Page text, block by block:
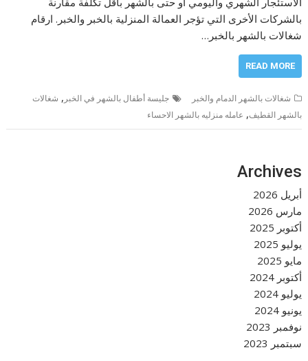
بالشركات الأخرى التي تؤجر العمالة المنزلية بالخبر والخبر. ارقام
شغالات بالشهر بالخبر…
READ MORE
شغالات بالشهر الدمام والخبر جليسة أطفال بالشهر في الخبر , شغالات
بالشهر القطيف, عامله منزليه بالشهر الاحساء
Archives
أبريل 2026
مارس 2026
أكتوبر 2025
يوليو 2025
مايو 2025
أكتوبر 2024
يوليو 2024
يونيو 2024
نوفمبر 2023
سبتمبر 2023